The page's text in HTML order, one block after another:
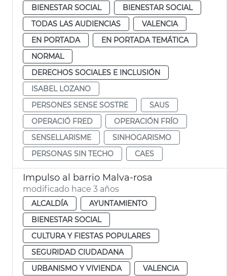
BIENESTAR SOCIAL
BIENESTAR SOCIAL
TODAS LAS AUDIENCIAS
VALENCIA
EN PORTADA
EN PORTADA TEMÁTICA
NORMAL
DERECHOS SOCIALES E INCLUSIÓN
ISABEL LOZANO
PERSONES SENSE SOSTRE
SAUS
OPERACIÓ FRED
OPERACIÓN FRÍO
SENSELLARISME
SINHOGARISMO
PERSONAS SIN TECHO
CAES
Impulso al barrio Malva-rosa
modificado hace 3 años
ALCALDÍA
AYUNTAMIENTO
BIENESTAR SOCIAL
CULTURA Y FIESTAS POPULARES
SEGURIDAD CIUDADANA
URBANISMO Y VIVIENDA
VALENCIA